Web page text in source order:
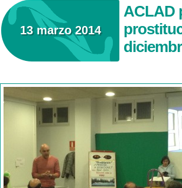
13 marzo 2014
ACLAD